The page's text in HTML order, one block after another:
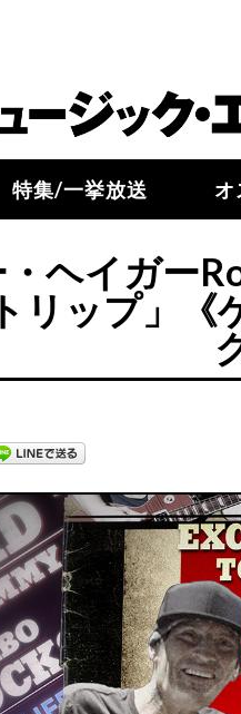
特集/一挙放送 オ
ヘイガー
リップ」《